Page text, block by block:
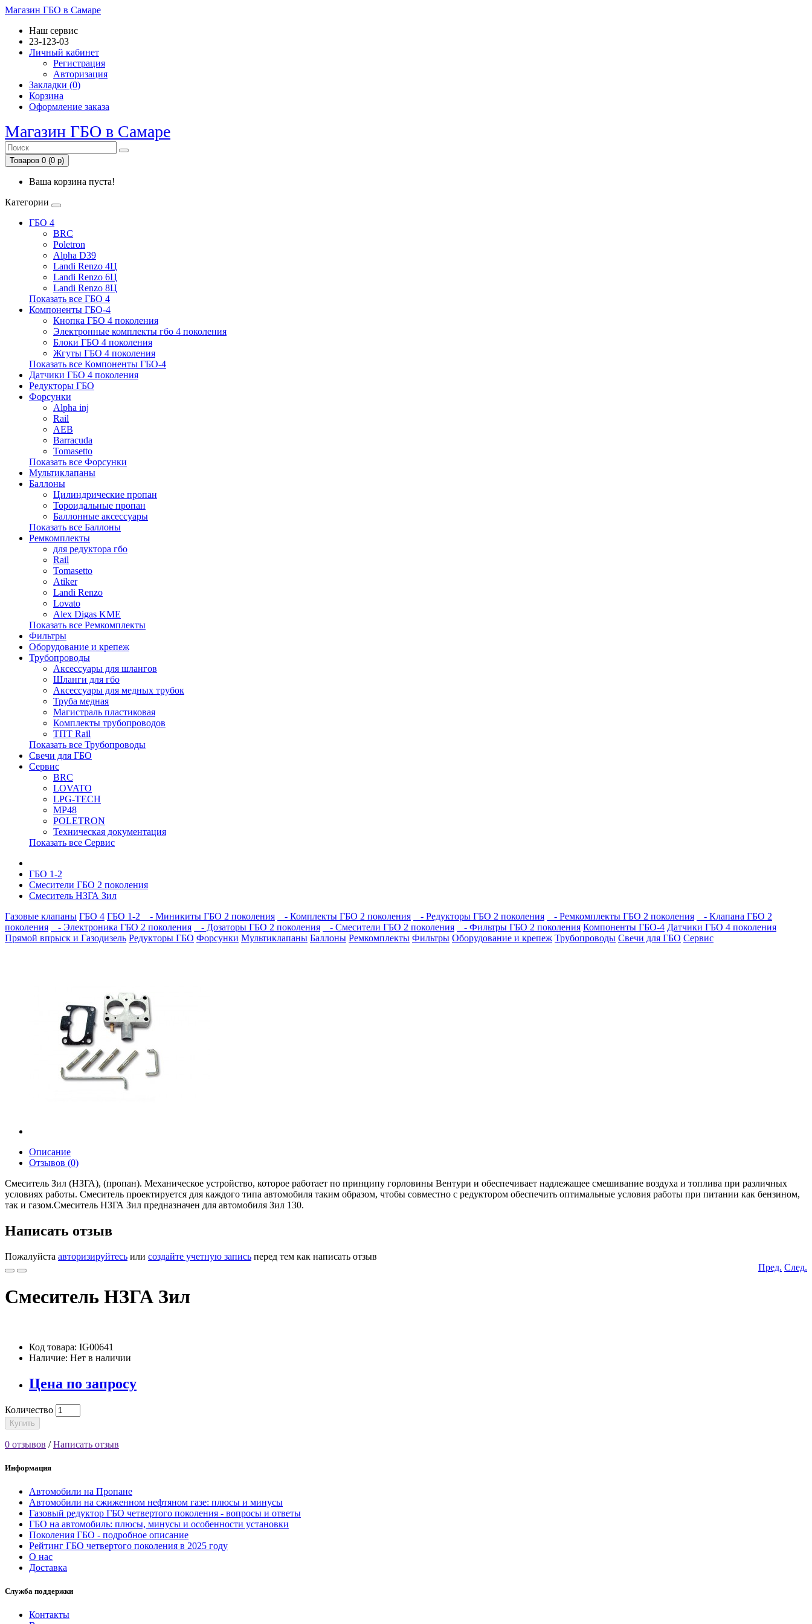
Магазин ГБО в Самаре
Наш сервис
23-123-03
Личный кабинет
Регистрация
Авторизация
Закладки (0)
Корзина
Оформление заказа
Магазин ГБО в Самаре
Товаров 0 (0 р)
Ваша корзина пуста!
Категории
ГБО 4
BRC
Poletron
Alpha D39
Landi Renzo 4Ц
Landi Renzo 6Ц
Landi Renzo 8Ц
Показать все ГБО 4
Компоненты ГБО-4
Кнопка ГБО 4 поколения
Электронные комплекты гбо 4 поколения
Блоки ГБО 4 поколения
Жгуты ГБО 4 поколения
Показать все Компоненты ГБО-4
Датчики ГБО 4 поколения
Редукторы ГБО
Форсунки
Alpha inj
Rail
AEB
Barracuda
Tomasetto
Показать все Форсунки
Мультиклапаны
Баллоны
Цилиндрические пропан
Тороидальные пропан
Баллонные аксессуары
Показать все Баллоны
Ремкомплекты
для редуктора гбо
Rail
Tomasetto
Atiker
Landi Renzo
Lovato
Alex Digas KME
Показать все Ремкомплекты
Фильтры
Оборудование и крепеж
Трубопроводы
Аксессуары для шлангов
Шланги для гбо
Аксессуары для медных трубок
Труба медная
Магистраль пластиковая
Комплекты трубопроводов
ТПТ Rail
Показать все Трубопроводы
Свечи для ГБО
Сервис
BRC
LOVATO
LPG-TECH
MP48
POLETRON
Техническая документация
Показать все Сервис
ГБО 1-2
Смесители ГБО 2 поколения
Смеситель НЗГА Зил
Газовые клапаны ГБО 4 ГБО 1-2 - Миникиты ГБО 2 поколения - Комплекты ГБО 2 поколения - Редукторы ГБО 2 поколения - Ремкомплекты ГБО 2 поколения
- Клапана ГБО 2
поколения
- Электроника ГБО 2 поколения - Дозаторы ГБО 2 поколения - Смесители ГБО 2 поколения - Фильтры ГБО 2 поколения Компоненты ГБО-4 Датчики ГБО 4 поколения
Прямой впрыск и Газодизель Редукторы ГБО Форсунки Мультиклапаны Баллоны Ремкомплекты Фильтры Оборудование и крепеж Трубопроводы Свечи для ГБО Сервис
Описание
Отзывов (0)
Смеситель Зил (НЗГА), (пропан). Механическое устройство, которое работает по принципу горловины Вентури и обеспечивает надлежащее смешивание воздуха и топлива при различных
условиях работы. Смеситель проектируется для каждого типа автомобиля таким образом, чтобы совместно с редуктором обеспечить оптимальные условия работы при питании как бензином,
так и газом.Смеситель НЗГА Зил предназначен для автомобиля Зил 130.
Написать отзыв
Пожалуйста авторизируйтесь или создайте учетную запись перед тем как написать отзыв
Пред. След.
Смеситель НЗГА Зил
Код товара: IG00641
Наличие: Нет в наличии
Цена по запросу
Количество
Купить
0 отзывов /Написать отзыв
Информация
Автомобили на Пропане
Автомобили на сжиженном нефтяном газе: плюсы и минусы
Газовый редуктор ГБО четвертого поколения - вопросы и ответы
ГБО на автомобиль: плюсы, минусы и особенности установки
Поколения ГБО - подробное описание
Рейтинг ГБО четвертого поколения в 2025 году
О нас
Доставка
Служба поддержки
Контакты